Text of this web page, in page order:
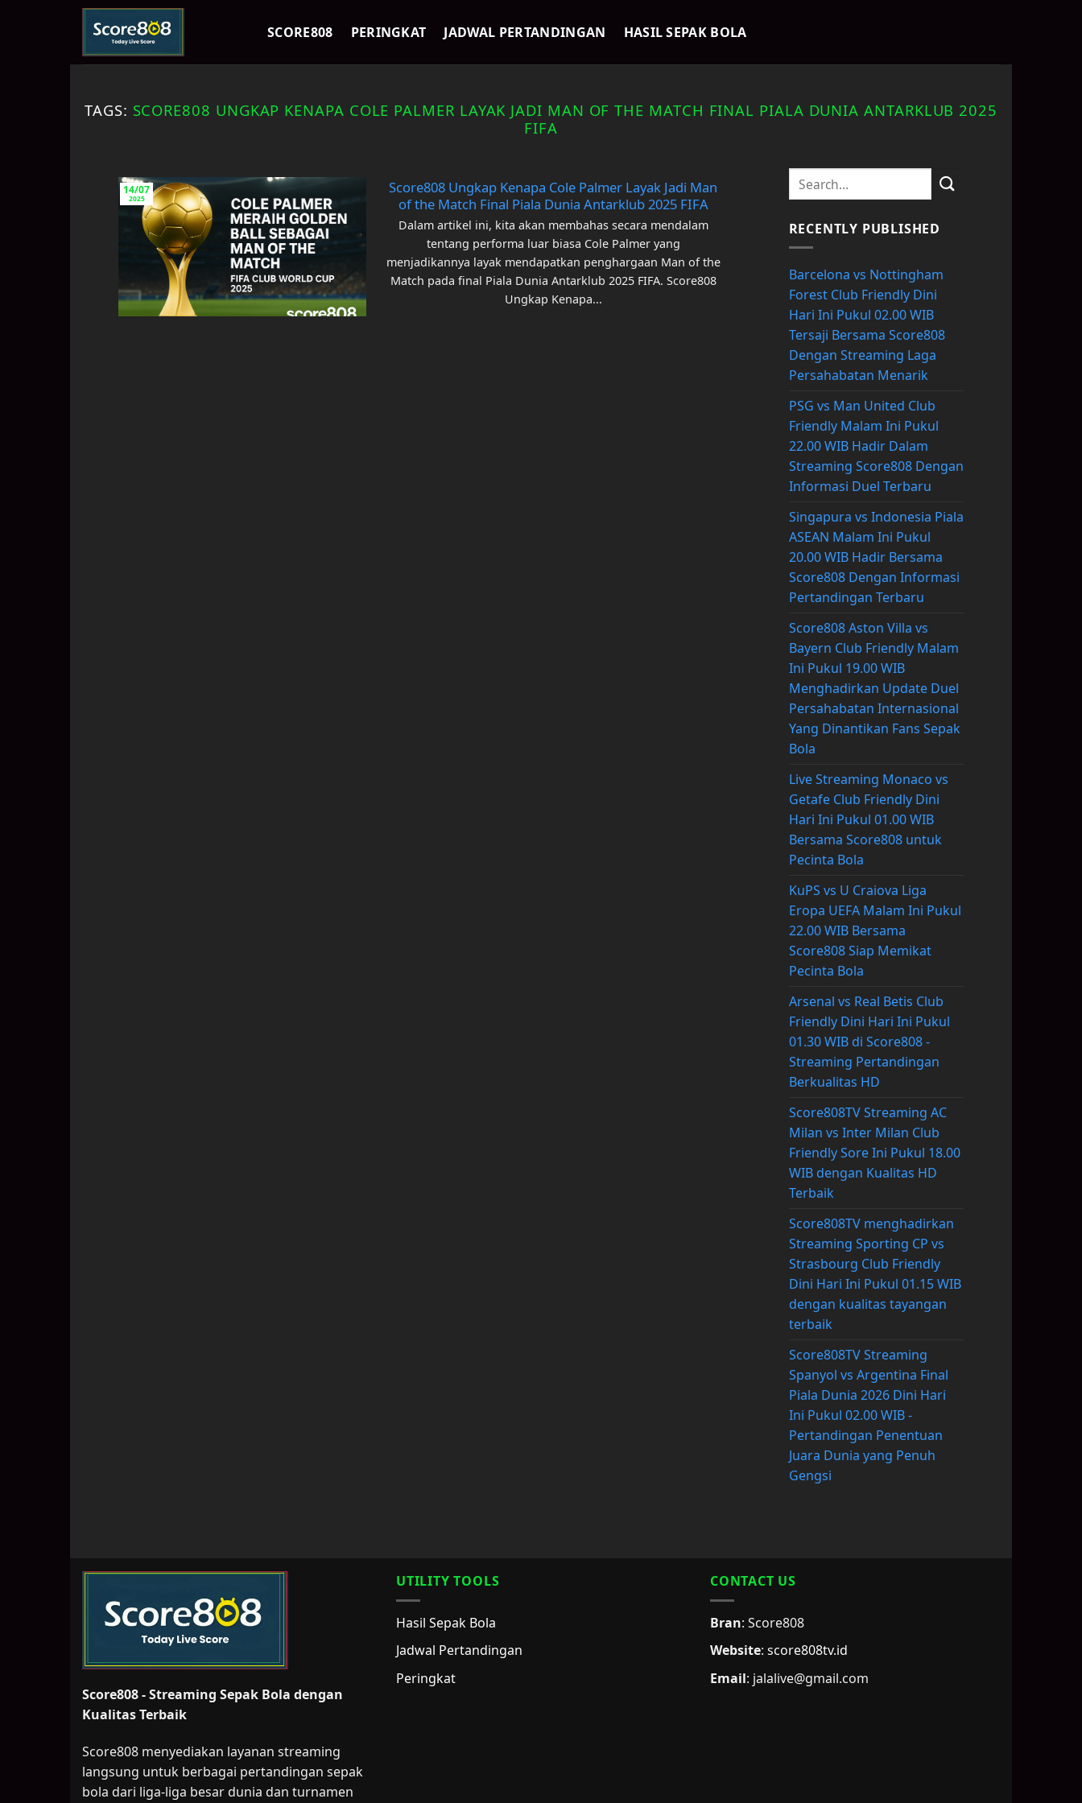
Skip
content
SCORE808 PERINGKAT JADWAL PERTANDINGAN HASIL SEPAK BOLA
TAGS: SCORE808 UNGKAP KENAPA COLE PALMER LAYAK JADI MAN OF THE MATCH FINAL PIALA DUNIA ANTARKLUB 2025
FIFA
Score808 Ungkap Kenapa Cole Palmer Layak Jadi Man
of the Match Final Piala Dunia Antarklub 2025 FIFA
Dalam artikel ini, kita akan membahas secara mendalam
tentang performa luar biasa Cole Palmer yang
menjadikannya layak mendapatkan penghargaan Man of the
Match pada final Piala Dunia Antarklub 2025 FIFA. Score808
Ungkap Kenapa...
14/07
2025
RECENTLY PUBLISHED
Barcelona vs Nottingham
Forest Club Friendly Dini
Hari Ini Pukul 02.00 WIB
Tersaji Bersama Score808
Dengan Streaming Laga
Persahabatan Menarik
PSG vs Man United Club
Friendly Malam Ini Pukul
22.00 WIB Hadir Dalam
Streaming Score808 Dengan
Informasi Duel Terbaru
Singapura vs Indonesia Piala
ASEAN Malam Ini Pukul
20.00 WIB Hadir Bersama
Score808 Dengan Informasi
Pertandingan Terbaru
Score808 Aston Villa vs
Bayern Club Friendly Malam
Ini Pukul 19.00 WIB
Menghadirkan Update Duel
Persahabatan Internasional
Yang Dinantikan Fans Sepak
Bola
Live Streaming Monaco vs
Getafe Club Friendly Dini
Hari Ini Pukul 01.00 WIB
Bersama Score808 untuk
Pecinta Bola
KuPS vs U Craiova Liga
Eropa UEFA Malam Ini Pukul
22.00 WIB Bersama
Score808 Siap Memikat
Pecinta Bola
Arsenal vs Real Betis Club
Friendly Dini Hari Ini Pukul
01.30 WIB di Score808 -
Streaming Pertandingan
Berkualitas HD
Score808TV Streaming AC
Milan vs Inter Milan Club
Friendly Sore Ini Pukul 18.00
WIB dengan Kualitas HD
Terbaik
Score808TV menghadirkan
Streaming Sporting CP vs
Strasbourg Club Friendly
Dini Hari Ini Pukul 01.15 WIB
dengan kualitas tayangan
terbaik
Score808TV Streaming
Spanyol vs Argentina Final
Piala Dunia 2026 Dini Hari
Ini Pukul 02.00 WIB -
Pertandingan Penentuan
Juara Dunia yang Penuh
Gengsi
Score808 - Streaming Sepak Bola dengan
Kualitas Terbaik
Score808 menyediakan layanan streaming
langsung untuk berbagai pertandingan sepak
bola dari liga-liga besar dunia dan turnamen
UTILITY TOOLS
Hasil Sepak Bola
Jadwal Pertandingan
Peringkat
CONTACT US
Bran: Score808
Website: score808tv.id
Email: jalalive@gmail.com